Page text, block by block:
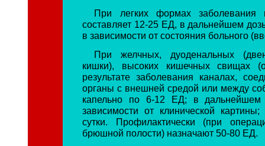
При легких формах заболевания
составляет 12-25 ЕД, в дальнейшем
в зависимости от состояния больного
При желчных, дуоденальных
кишки), высоких кишечных свищах
результате заболевания каналах,
органы с внешней средой или между
капельно по 6-12 ЕД; в
зависимости от клинической
сутки. Профилактически (при
брюшной полости) назначают 50-80 ЕД.